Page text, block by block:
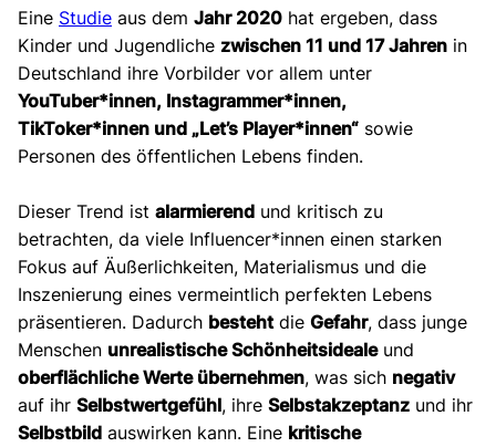
Eine Studie aus dem Jahr 2020 hat ergeben, dass
Kinder und Jugendliche zwischen 11 und 17 Jahren in
Deutschland ihre Vorbilder vor allem unter
YouTuber*innen, Instagrammer*innen,
TikToker*innen und „Let’s Player*innen“ sowie
Personen des öffentlichen Lebens finden.
Dieser Trend ist alarmierend und kritisch zu
betrachten, da viele Influencer*innen einen starken
Fokus auf Äußerlichkeiten, Materialismus und die
Inszenierung eines vermeintlich perfekten Lebens
präsentieren. Dadurch bestehtdie Gefahr, dass junge
Menschen unrealistische Schönheitsidealeund
oberflächliche Werte übernehmen, was sich negativ
auf ihr Selbstwertgefühl, ihre Selbstakzeptanz und ihr
Selbstbild auswirken kann. Eine kritische